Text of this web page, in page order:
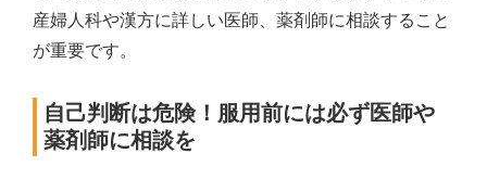
産婦人科や漢方に詳しい医師、薬剤師に相談すること
が重要です。
自己判断は危険！服用前には必ず医師や
薬剤師に相談を